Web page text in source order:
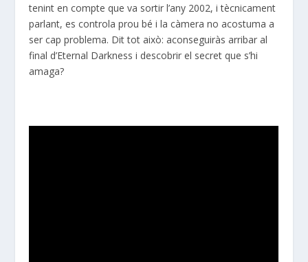
tenint en compte que va sortir l’any 2002, i tècnicament
parlant, es controla prou bé i la càmera no acostuma a
ser cap problema. Dit tot això: aconseguiràs arribar al
final d’Eternal Darkness i descobrir el secret que s’hi
amaga?